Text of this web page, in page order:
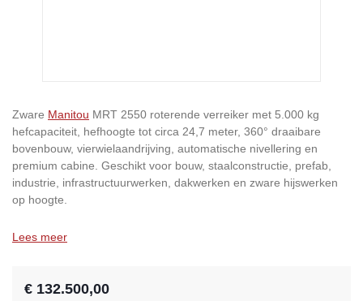
Zware Manitou MRT 2550 roterende verreiker met 5.000 kg
hefcapaciteit, hefhoogte tot circa 24,7 meter, 360° draaibare
bovenbouw, vierwielaandrijving, automatische nivellering en
premium cabine. Geschikt voor bouw, staalconstructie, prefab,
industrie, infrastructuurwerken, dakwerken en zware hijswerken
op hoogte.
Lees meer
€ 132.500,00